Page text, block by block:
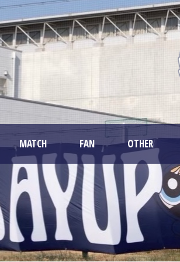
MATCH FAN OTHER